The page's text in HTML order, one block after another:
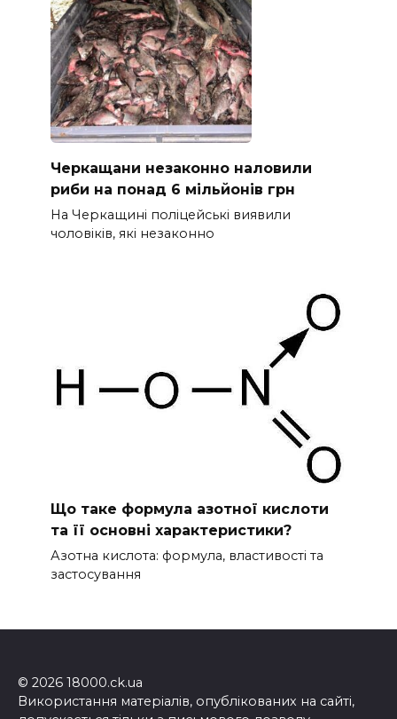
Черкащани незаконно наловили
риби на понад 6 мільйонів грн
На Черкащині поліцейські виявили
чоловіків, які незаконно
Що таке формула азотної кислоти
та її основні характеристики?
Азотна кислота: формула, властивості та
застосування
© 2026 18000.ck.ua
Використання матеріалів, опублікованих на сайті,